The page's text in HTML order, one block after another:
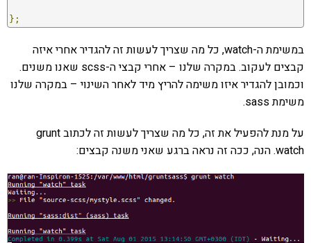
};
במשימת ה-watch, כל מה שצריך לעשות זה להגדיר אחרי איזה
קבצים לעקוב. במקרה שלנו – אחרי קבצי ה-scss שאנו משנים.
וכמובן להגדיר איזו משימה להריץ מיד לאחר השינוי – במקרה שלנו
משימת sass.
על מנת להפעיל את זה, כל מה שצריך לעשות זה לכתוב grunt
watch. הנה, ככה זה נראה ברגע שאני משנה קבצים: